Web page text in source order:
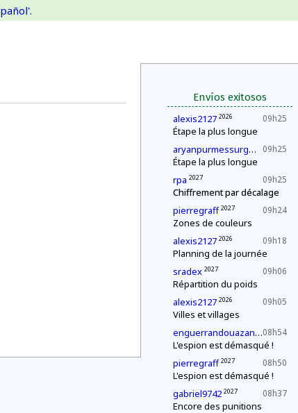
Envíos exitosos
09h25
alexis2127 2026
Étape la plus longue
09h25
aryanpurmessurgmailcom 2027
Étape la plus longue
09h25
rpa 2027
Chiffrement par décalage
09h24
pierregraff 2027
Zones de couleurs
09h18
alexis2127 2026
Planning de la journée
09h06
sradex 2027
Répartition du poids
09h05
alexis2127 2026
Villes et villages
08h54
enguerrandouazana2027
L'espion est démasqué !
08h50
pierregraff 2027
L'espion est démasqué !
08h37
gabriel9742 2027
Encore des punitions